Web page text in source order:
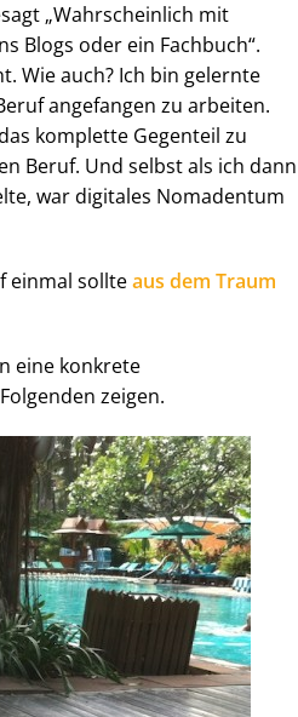
„Wahrscheinlich mit
Blogs oder ein Fachbuch“.
Wie auch? Ich bin gelernte
angefangen zu arbeiten.
komplette Gegenteil zu
Beruf. Und selbst als ich dann
war digitales Nomadentum
einmal sollteaus dem Traum
eine konkrete
zeigen.